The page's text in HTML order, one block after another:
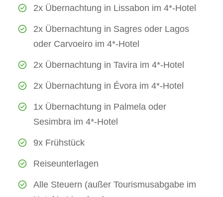
2x Übernachtung in Lissabon im 4*-Hotel
2x Übernachtung in Sagres oder Lagos
oder Carvoeiro im 4*-Hotel
2x Übernachtung in Tavira im 4*-Hotel
2x Übernachtung in Évora im 4*-Hotel
1x Übernachtung in Palmela oder
Sesimbra im 4*-Hotel
9x Frühstück
Reiseunterlagen
Alle Steuern (außer Tourismusabgabe im